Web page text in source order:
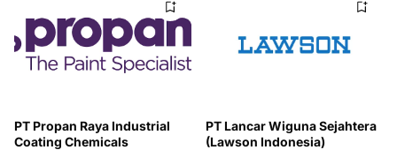
PT Propan Raya Industrial
Coating Chemicals
PT Lancar Wiguna Sejahtera
(Lawson Indonesia)